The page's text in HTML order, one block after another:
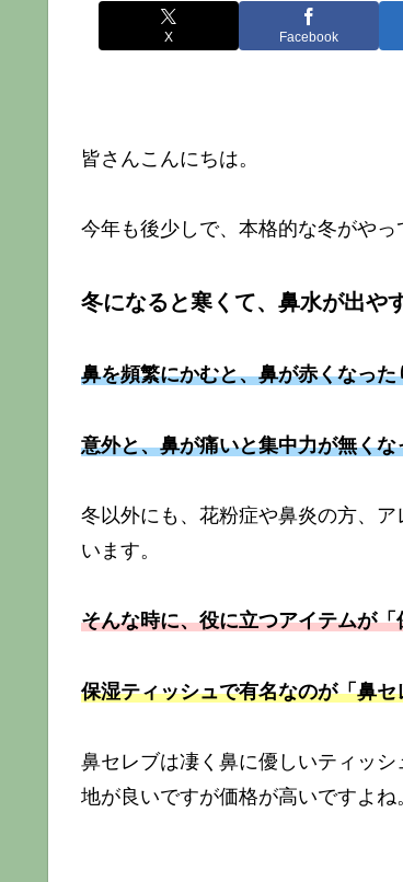
X Facebook
皆さんこんにちは。
今年も後少しで、本格的な冬がやっ
冬になると寒くて、鼻水が出や
鼻を頻繁にかむと、鼻が赤くなっ
意外と、鼻が痛いと集中力が無く
冬以外にも、花粉症や鼻炎の方、
います。
そんな時に、役に立つアイテムが
保湿ティッシュで有名なのが「鼻セ
鼻セレブは凄く鼻に優しいティッ
地が良いですが価格が高いですよね